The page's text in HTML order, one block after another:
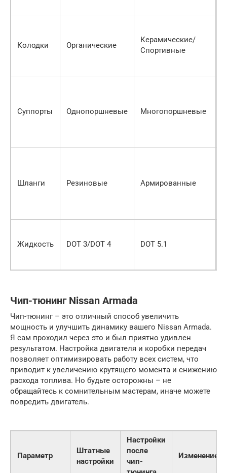
Колодки Органические
Керамические/
Спортивные
Суппорты Однопоршневые Многопоршневые
Шланги Резиновые Армированные
Жидкость DOT 3/DOT 4 DOT 5.1
Чип-тюнинг Nissan Armada
Чип-тюнинг – это отличный способ увеличить
мощность и улучшить динамику вашего Nissan Armada.
Я сам проходил через это и был приятно удивлен
результатом. Настройка двигателя и коробки передач
позволяет оптимизировать работу всех систем, что
приводит к увеличению крутящего момента и снижению
расхода топлива. Но будьте осторожны – не
обращайтесь к сомнительным мастерам, иначе можете
повредить двигатель.
Параметр
Штатные
настройки
Настройки
после
чип-
Изменение